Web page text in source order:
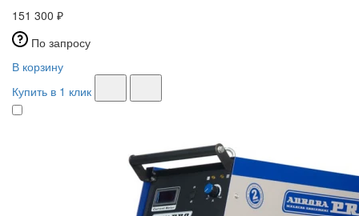
151 300 ₽
По запросу
В корзину
Купить в 1 клик